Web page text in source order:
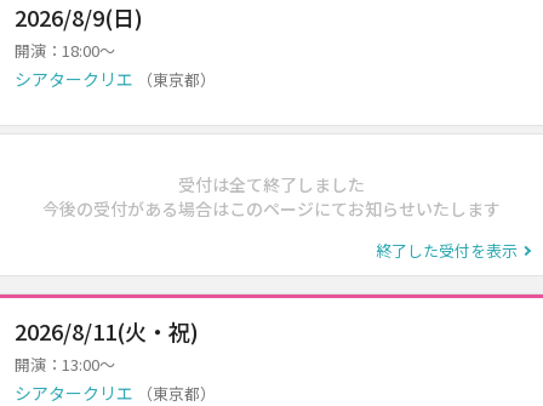
2026/8/9(日)
開演：18:00～
シアタークリエ （東京都）
受付は全て終了しました
今後の受付がある場合はこのページにてお知らせいたします
終了した受付を表示
2026/8/11(火・祝)
開演：13:00～
シアタークリエ （東京都）